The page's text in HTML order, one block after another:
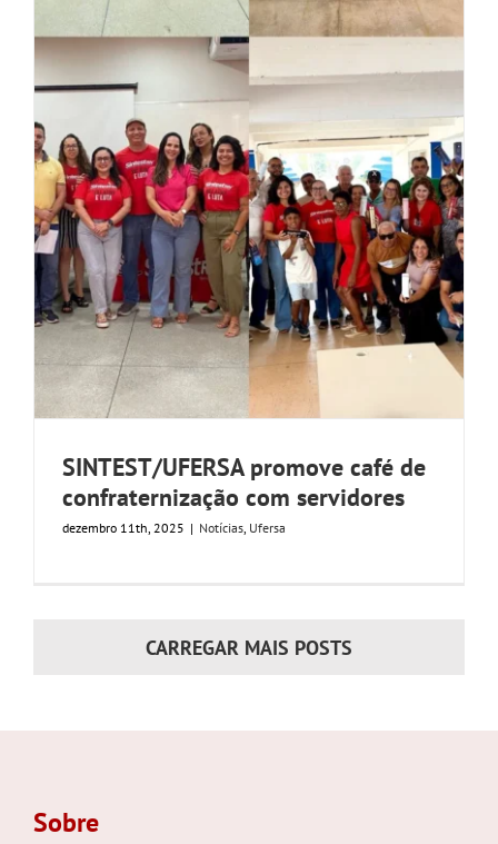
SINTEST/UFERSA promove café de
confraternização com servidores
dezembro 11th, 2025 | Notícias Ufersa
CARREGAR MAIS POSTS
Sobre